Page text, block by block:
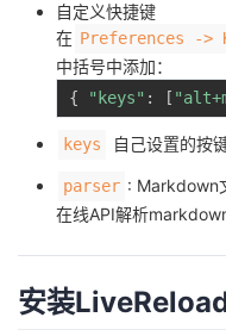
博
的
我
子
直
播
的
活
动
我
的
关
我
的
我
自定义快捷键
在 Preferences ->
中括号中添加：
{ "keys" : [
keys 自己设置的按键
parser : Markdown
在线API解析
安装